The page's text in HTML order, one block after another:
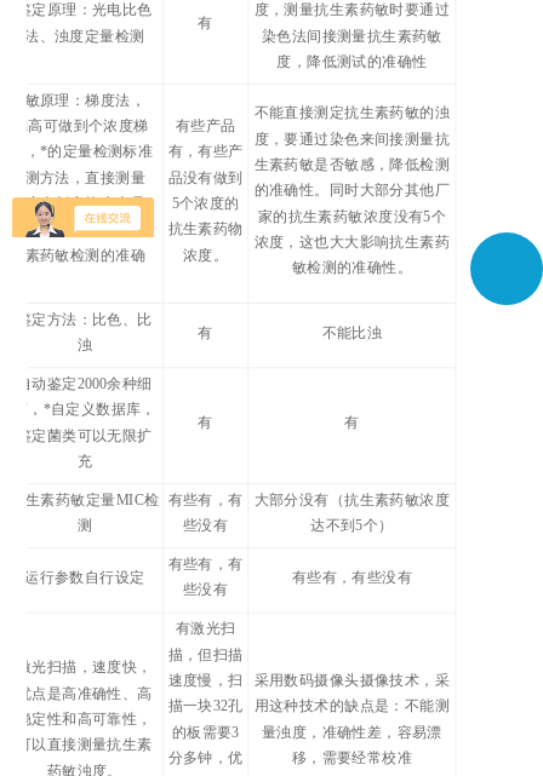
鉴定原理：光电比色
法、浊度定量检测
有
度，测量抗生素药敏时要通过
染色法间接测量抗生素药敏
度，降低测试的准确性
药敏原理：梯度法，
zui高可做到个浓度梯
度，*的定量检测标准
检测方法，直接测量
浊度来判定抗生素是
否敏感，大大提高抗
生素药敏检测的准确
有些产品
有，有些产
品没有做到
5个浓度的
抗生素药物
浓度。
不能直接测定抗生素药敏的浊
度，要通过染色来间接测量抗
生素药敏是否敏感，降低检测
的准确性。同时大部分其他厂
家的抗生素药敏浓度没有5个
浓度，这也大大影响抗生素药
敏检测的准确性。
鉴定方法：比色、比
浊
有 不能比浊
自动鉴定2000余种细
菌，*自定义数据库，
鉴定菌类可以无限扩
充
有 有
抗生素药敏定量MIC检
测
有些有，有
些没有
大部分没有（抗生素药敏浓度
达不到5个）
运行参数自行设定
有些有，有
些没有
有些有，有些没有
激光扫描，速度快，
优点是高准确性、高
稳定性和高可靠性，
可以直接测量抗生素
药敏浊度。
有激光扫
描，但扫描
速度慢，扫
描一块32孔
的板需要3
分多钟，优
采用数码摄像头摄像技术，采
用这种技术的缺点是：不能测
量浊度，准确性差，容易漂
移，需要经常校准